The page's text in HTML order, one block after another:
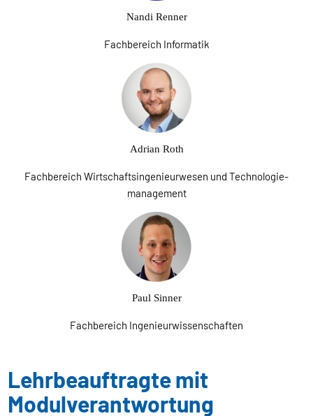
Nandi Renner
Fachbereich Informatik
Adrian Roth
Fachbereich Wirtschaftsingenieurwesen und Technologie­
management
Paul Sinner
Fachbereich Ingenieurwissenschaften
Lehrbeauftragte mit
Modulverantwortung